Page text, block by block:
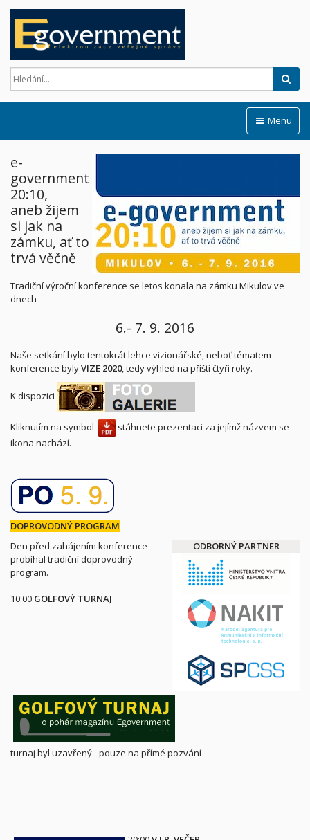
Menu
e-
government
20:10,
aneb žijem
si jak na
zámku, ať to
trvá věčně
Tradiční výroční konference se letos konala na zámku Mikulov ve
dnech
6.- 7. 9. 2016
Naše setkání bylo tentokrát lehce vizionářské, neboť tématem
konference bylyVIZE 2020, tedy výhled na příští čtyři roky.
K dispozici
Kliknutím na symbol
stáhnete prezentaci za jejímž názvem se
ikona nachází.
DOPROVODNÝ PROGRAM
ODBORNÝ PARTNER
Den před zahájením konference
probíhal tradiční doprovodný
program.
10:00 GOLFOVÝ TURNAJ
turnaj byl uzavřený - pouze na přímé pozvání